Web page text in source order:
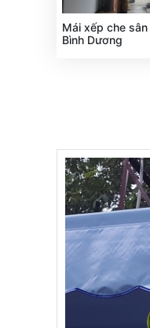
Mái xếp che
Bình Dương